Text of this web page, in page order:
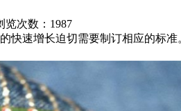
次数： 1987
速增长迫切需要制订相应的标